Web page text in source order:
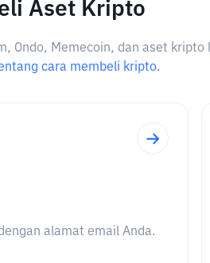
Aset Kripto
Ondo, Memecoin, dan aset
cara membeli kripto.
alamat email Anda.